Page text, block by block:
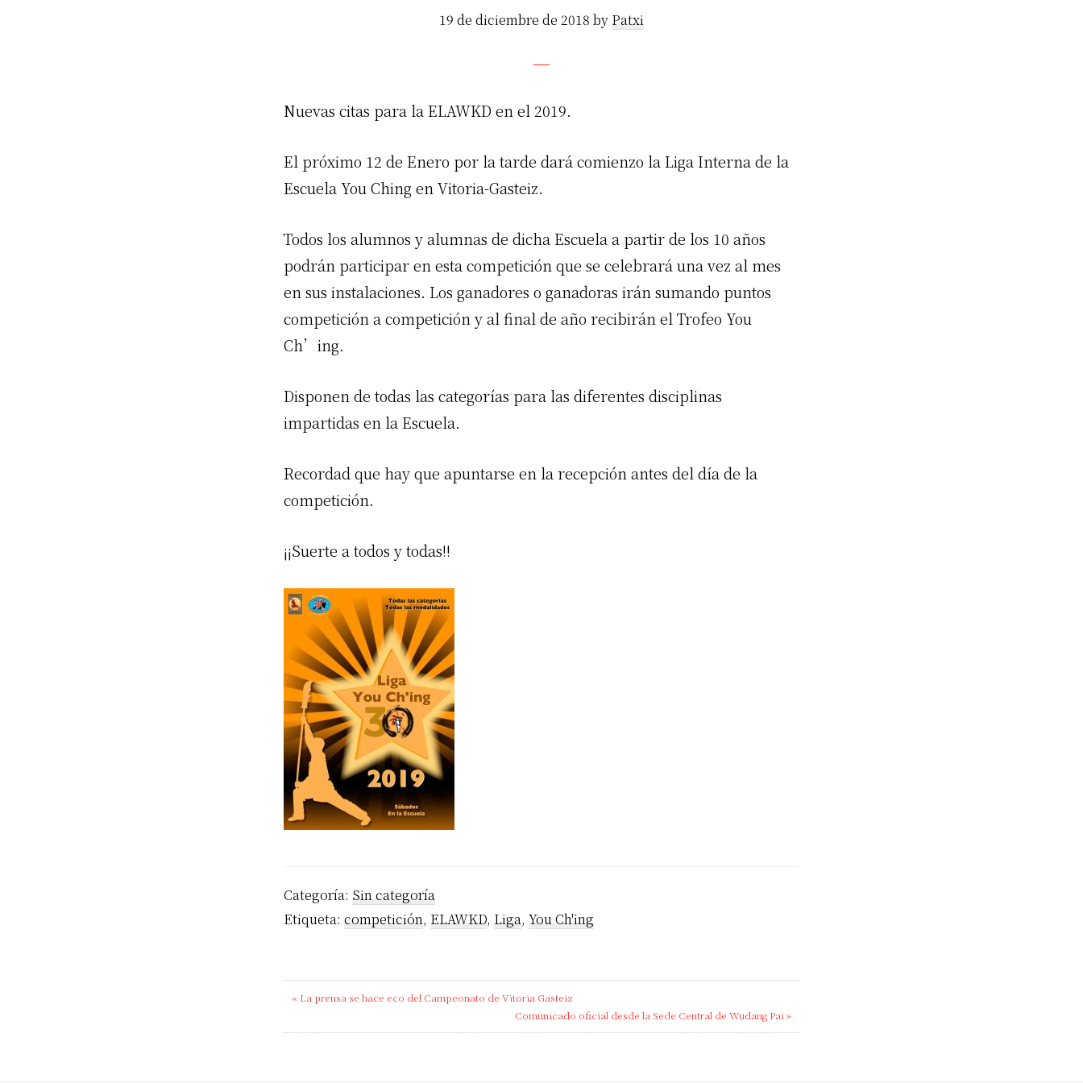
19 de diciembre de 2018 by Patxi
Nuevas citas para la ELAWKD en el 2019.
El próximo 12 de Enero por la tarde dará comienzo la Liga Interna de la
Escuela You Ching en Vitoria-Gasteiz.
Todos los alumnos y alumnas de dicha Escuela a partir de los 10 años
podrán participar en esta competición que se celebrará una vez al mes
en sus instalaciones. Los ganadores o ganadoras irán sumando puntos
competición a competición y al final de año recibirán el Trofeo You
Ch’ing.
Disponen de todas las categorías para las diferentes disciplinas
impartidas en la Escuela.
Recordad que hay que apuntarse en la recepción antes del día de la
competición.
¡¡Suerte a todos y todas!!
Categoría: Sin categoría
Etiqueta: competición, ELAWKD, Liga, You Ch'ing
Previous
« La prensa se hace eco del Campeonato de Vitoria Gasteiz
Next
Post:
Comunicado oficial desde la Sede Central de Wudang Pai »